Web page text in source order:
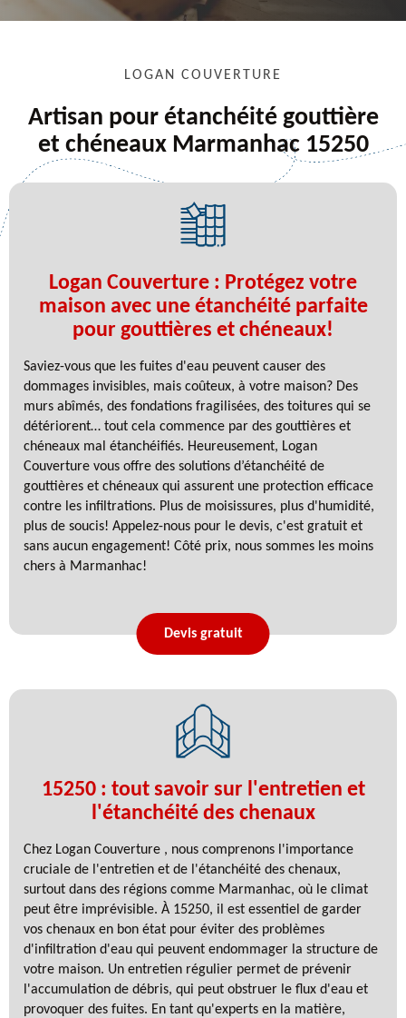
LOGAN COUVERTURE
Artisan pour étanchéité gouttière
et chéneaux Marmanhac 15250
Logan Couverture : Protégez votre
maison avec une étanchéité parfaite
pour gouttières et chéneaux!
Saviez-vous que les fuites d'eau peuvent causer des
dommages invisibles, mais coûteux, à votre maison? Des
murs abîmés, des fondations fragilisées, des toitures qui se
détériorent… tout cela commence par des gouttières et
chéneaux mal étanchéifiés. Heureusement, Logan
Couverture vous offre des solutions d’étanchéité de
gouttières et chéneaux qui assurent une protection efficace
contre les infiltrations. Plus de moisissures, plus d'humidité,
plus de soucis! Appelez-nous pour le devis, c'est gratuit et
sans aucun engagement! Côté prix, nous sommes les moins
chers à Marmanhac!
Devis gratuit
15250 : tout savoir sur l'entretien et
l'étanchéité des chenaux
Chez Logan Couverture , nous comprenons l'importance
cruciale de l'entretien et de l'étanchéité des chenaux,
surtout dans des régions comme Marmanhac, où le climat
peut être imprévisible. À 15250, il est essentiel de garder
vos chenaux en bon état pour éviter des problèmes
d'infiltration d'eau qui peuvent endommager la structure de
votre maison. Un entretien régulier permet de prévenir
l'accumulation de débris, qui peut obstruer le flux d'eau et
provoquer des fuites. En tant qu'experts en la matière,